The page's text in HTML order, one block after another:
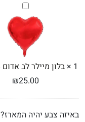
בלון
מיילר
לב
אדום
18
אינץ׳
1
× בלון מיילר לב אדום 18 אינץ׳
₪25.00
באיזה צבע יהיה המארז?